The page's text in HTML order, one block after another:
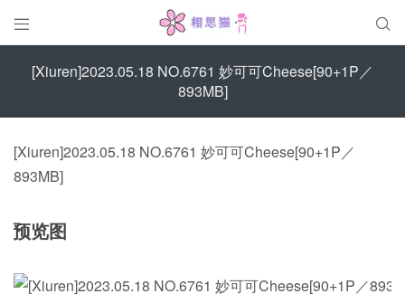
 
[Xiuren]2023.05.18 NO.6761 妙可可Cheese[90+1P／
893MB]
[Xiuren]2023.05.18 NO.6761 妙可可Cheese[90+1P／
893MB]
预览图